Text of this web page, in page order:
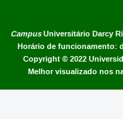
CampusUniversitário Darcy
Horário de funcionamento:
Copyright © 2022
Melhor visualizado nos